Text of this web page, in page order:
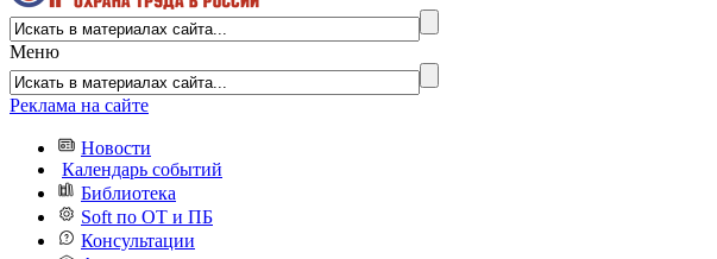
Меню
Реклама на сайте
Новости
Календарь событий
Библиотека
Soft по ОТ и ПБ
Консультации